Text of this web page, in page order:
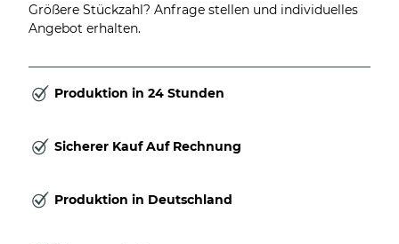
Größere Stückzahl? Anfrage stellen und individuelles
Angebot erhalten.
Produktion in 24 Stunden
Sicherer Kauf Auf Rechnung
Produktion in Deutschland